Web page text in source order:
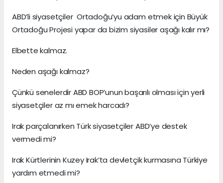
ABD’li siyasetçiler Ortadoğu’yu adam etmek için Büyük
Ortadoğu Projesi yapar da bizim siyasiler aşağı kalır mı?
Elbette kalmaz.
Neden aşağı kalmaz?
Çünkü senelerdir ABD BOP’unun başarılı olması için yerli
siyasetçiler az mı emek harcadı?
Irak parçalanırken Türk siyasetçiler ABD’ye destek
vermedi mi?
Irak Kürtlerinin Kuzey Irak’ta devletçik kurmasına Türkiye
yardım etmedi mi?